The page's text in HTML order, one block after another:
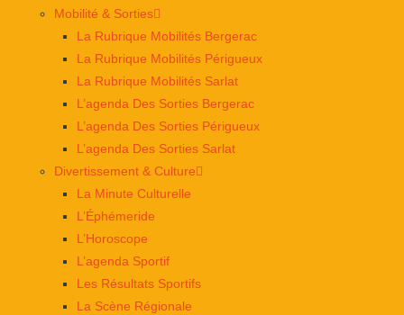
Mobilité & Sorties
La Rubrique Mobilités Bergerac
La Rubrique Mobilités Périgueux
La Rubrique Mobilités Sarlat
L’agenda Des Sorties Bergerac
L’agenda Des Sorties Périgueux
L’agenda Des Sorties Sarlat
Divertissement & Culture
La Minute Culturelle
L’Éphémeride
L’Horoscope
L’agenda Sportif
Les Résultats Sportifs
La Scène Régionale